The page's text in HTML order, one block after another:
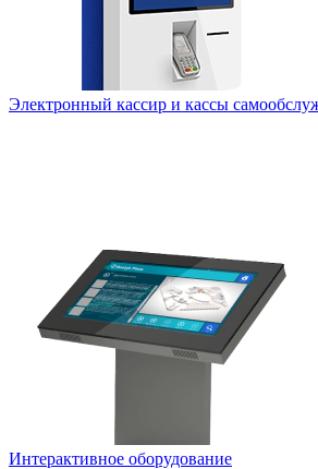
Электронный кассир и кассы
Интерактивное оборудование